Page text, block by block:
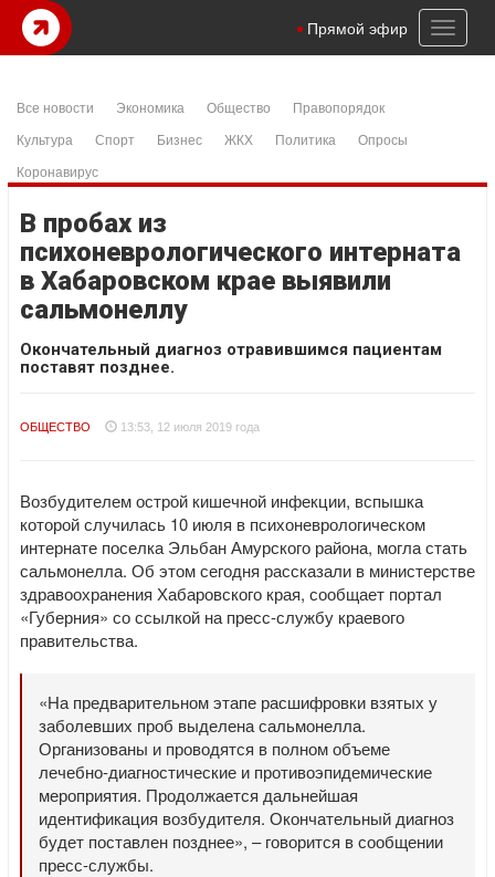
Toggle
Прямой эфир
Все новости Экономика Общество
Правопорядок
Культура
Спорт Бизнес ЖКХ Политика
Опросы
Коронавирус
В пробах из
психоневрологического интерната
в Хабаровском крае выявили
сальмонеллу
Окончательный диагноз отравившимся пациентам
поставят позднее.
ОБЩЕСТВО 13:53, 12 июля 2019 года
Возбудителем острой кишечной инфекции, вспышка
которой случилась 10 июля в психоневрологическом
интернате поселка Эльбан Амурского района, могла стать
сальмонелла. Об этом сегодня рассказали в министерстве
здравоохранения Хабаровского края, сообщает портал
«Губерния» со ссылкой на пресс-службу краевого
правительства.
«На предварительном этапе расшифровки взятых у
заболевших проб выделена сальмонелла.
Организованы и проводятся в полном объеме
лечебно-диагностические и противоэпидемические
мероприятия. Продолжается дальнейшая
идентификация возбудителя. Окончательный диагноз
будет поставлен позднее», – говорится в сообщении
пресс-службы.